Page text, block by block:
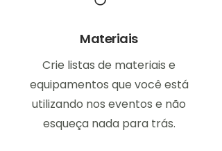
Materiais
Crie listas de materiais e
equipamentos que você está
utilizando nos eventos e não
esqueça nada para trás.